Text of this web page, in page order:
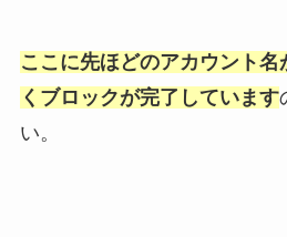
ここに先ほどのアカウント
くブロックが完了しています
い。